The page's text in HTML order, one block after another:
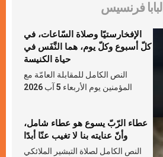
البابا فرنسيس
الإفخارستيّا وصلاة السّاعات، في
كلّ أسبوع وكلّ يوم، هما النَّفَس في
حياة الكنيسة
النص الكامل للمقابلة العامّة مع
المؤمنين يوم الأربعاء 5 آب 2026
عطاء الرّبّ يسوع هو عطاء شامل،
وأنّ عنايته بنا لا تغيب عنّا أبدًا
النص الكامل لصلاة التبشير الملائكي